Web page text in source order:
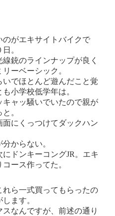
のがエキサイトバイクで
。
銃のラインナップが良く
ーベーシック。
でほとんど遊んだこと覚
小学校低学年は。
ャッ騒いでいたので親が
。
にくっつけてダックハン
からない。
ドンキーコングJR。エキ
ース作ってた。
ら一式買ってもらったの
ます。
なんですが、前述の通り